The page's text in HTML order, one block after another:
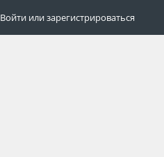
Войти или зарегистрироваться